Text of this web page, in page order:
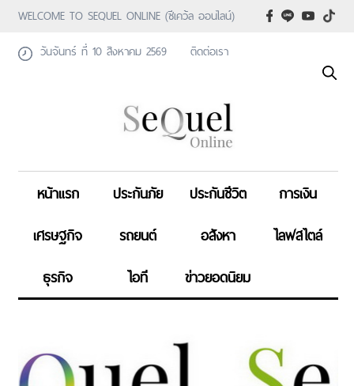
WELCOME TO SEQUEL ONLINE (ซีเคว้ล ออนไลน์)
วันจันทร์ ที่ 10 สิงหาคม 2569
ติดต่อเรา
หน้าแรก ประกันภัย ประกันชีวิต
การเงิน
เศรษฐกิจ
รถยนต์ อสังหา
ไลฟสไตล์
ธุรกิจ
ไอที ข่าวยอดนิยม